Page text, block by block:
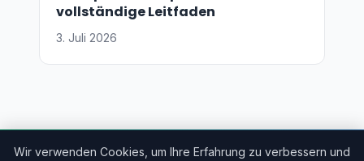
vollständige Leitfaden
3. Juli 2026
Wir verwenden Cookies, um Ihre Erfahrung zu verbessern und